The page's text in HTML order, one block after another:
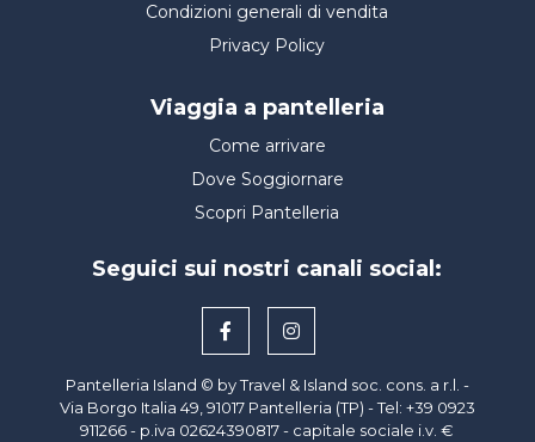
Condizioni generali di vendita
Privacy Policy
Viaggia a pantelleria
Come arrivare
Dove Soggiornare
Scopri Pantelleria
Seguici sui nostri canali social:
Pantelleria Island © by Travel & Island soc. cons. a r.l. -
Via Borgo Italia 49, 91017 Pantelleria (TP) - Tel: +39 0923
911266 - p.iva 02624390817- capitale sociale i.v. €